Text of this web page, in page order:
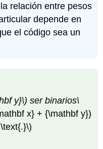
relación entre pesos
depende en
el código sea un
y}\) ser binarios\
x} + {\mathbf y})